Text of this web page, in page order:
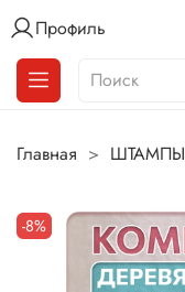
Профиль
Главная ШТАМПЫ
-8%